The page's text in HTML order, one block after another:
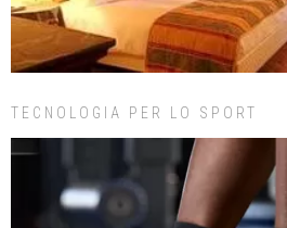
TECNOLOGIA PER LO SPORT